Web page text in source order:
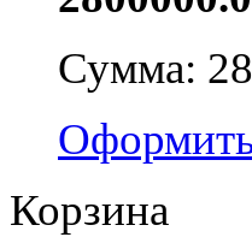
Сумма:
Оформить
Корзина